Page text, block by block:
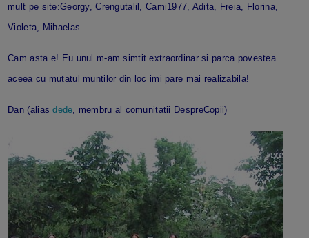
mult pe site:Georgy, Crengutalil, Cami1977, Adita, Freia, Florina,
Violeta, Mihaelas....
Cam asta e! Eu unul m-am simtit extraordinar si parca povestea
aceea cu mutatul muntilor din loc imi pare mai realizabila!
Dan (aliasdede , membru al comunitatii DespreCopii)